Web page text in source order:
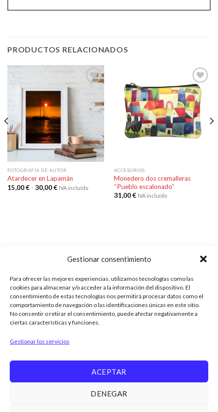
Gestionar consentimiento
Para ofrecer las mejores experiencias, utilizamos tecnologías como las
cookies para almacenar y/o acceder a la información del dispositivo. El
consentimiento de estas tecnologías nos permitirá procesar datos como el
comportamiento de navegación o las identificaciones únicas en este sitio.
No consentir o retirar el consentimiento, puede afectar negativamente a
ciertas características y funciones.
Gestionar los servicios
ACEPTAR
DENEGAR
PRODUCTOS RELACIONADOS
Añadir
a la
FOTOGRAFÍA DE AUTOR
Atardecer en Lapamán
15,00€ - 30,00€Rango
IVA incluído
Añadir
a la
lista de
deseos
ACCESORIOS
Monedero dos cremalleras
“Pueblo escalonado”
31,00€ IVA incluído
ENVÍOS
Tarifa plana de 6€ a toda España